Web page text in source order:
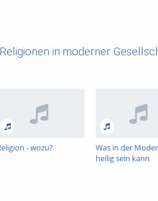
in moderner
- wozu?
Was in der
heilig sein kann